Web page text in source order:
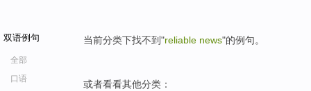
双语例句
全部
口语
当前分类下找不到"reliable news"的例句。
或者看看其他分类：